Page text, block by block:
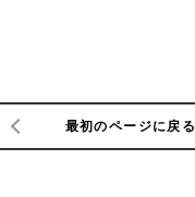
最初のページに戻る